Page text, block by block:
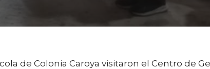
de Colonia Caroya visitaron el Centro de